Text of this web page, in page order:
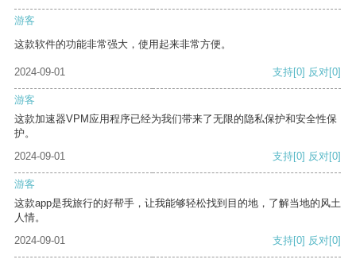
游客
这款软件的功能非常强大，使用起来非常方便。
2024-09-01 支持[0] 反对[0]
游客
这款加速器VPM应用程序已经为我们带来了无限的隐私保护和安全性保
护。
2024-09-01
支持[0] 反对[0]
游客
这款app是我旅行的好帮手，让我能够轻松找到目的地，了解当地的风土
人情。
2024-09-01
支持[0] 反对[0]